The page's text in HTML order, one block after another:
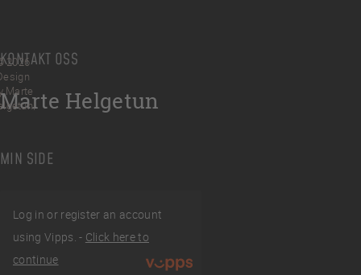
KONTAKT OSS
Marte Helgetun
MIN SIDE
Log in or register an account
using Vipps. - Click here to
continue
2026
Marte